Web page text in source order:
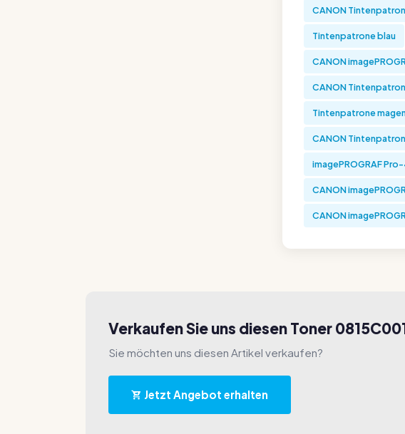
CANON
Tintenpatrone blau
CANON
CANON
Tintenpatrone
CANON
imagePROGRAF
CANON
CANON
Verkaufen Sie uns diesen Toner
Sie möchten uns diesen Artikel verkaufen?
Jetzt Angebot erhalten